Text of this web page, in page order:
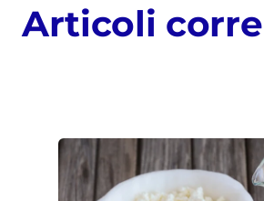
Articoli